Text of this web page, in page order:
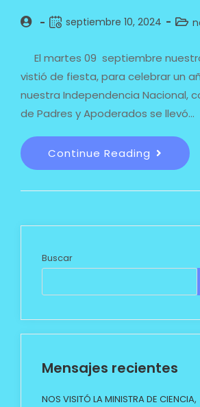
septiembre 10, 2024
El martes 09 septiembre
vistió de fiesta, para celebrar un
nuestra Independencia Nacional,
de Padres y Apoderados se llevó…
Continue Reading
Buscar
Mensajes recientes
NOS VISITÓ LA MINISTRA DE CIENCIA,